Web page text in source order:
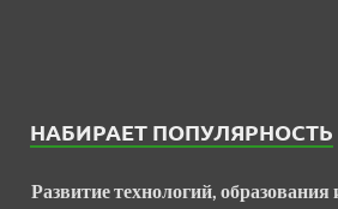
НАБИРАЕТ ПОПУЛЯРНОСТЬ
Развитие технологий,